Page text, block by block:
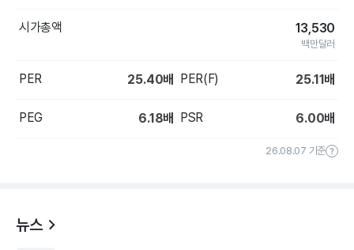
시가총액 13,530
백만달러
PER 25.40배 PER(F) 25.11배
PEG 6.18배 PSR 6.00배
26.08.07 기준
뉴스